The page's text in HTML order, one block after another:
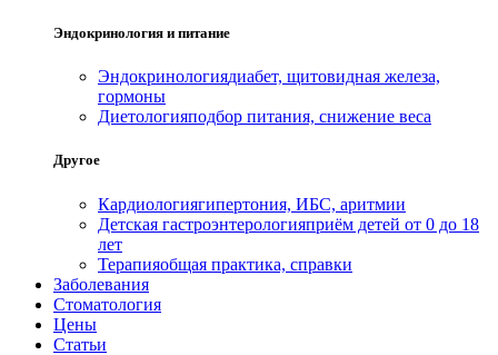
Эндокринология и питание
Эндокринологиядиабет, щитовидная железа,
гормоны
Диетологияподбор питания, снижение веса
Другое
Кардиологиягипертония, ИБС, аритмии
Детская гастроэнтерологияприём детей от 0 до 18
лет
Терапияобщая практика, справки
Заболевания
Стоматология
Цены
Статьи